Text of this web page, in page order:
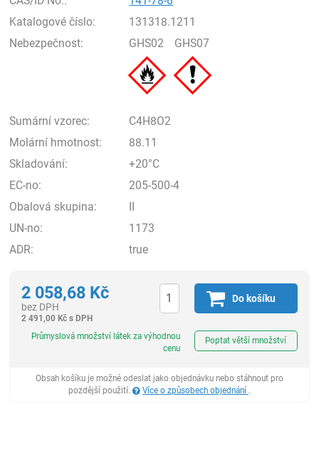
Katalogové číslo:
131318.1211
Nebezpečnost:
GHS02 GHS07
Sumární vzorec:
C4H8O2
Molární hmotnost:
88.11
Skladování:
+20°C
EC-no:
205-500-4
Obalová skupina:
II
UN-no:
1173
ADR:
true
2 058,68 Kč
bez DPH
2 491,00Kč s DPH
Do košíku
Průmyslová množství látek za výhodnou
cenu
Poptat větší množství
Obsah košíku je možné odeslat jako objednávku nebo stáhnout pro
pozdější použití.
Více o způsobech objednání .